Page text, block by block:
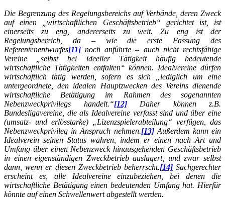
Die Begrenzung des Regelungsbereichs auf Verbände, deren Zweck
auf einen „wirtschaftlichen Geschäftsbetrieb“ gerichtet ist, ist
einerseits zu eng, andererseits zu weit. Zu eng ist der
Regelungsbereich, da – wie die erste Fassung des
Referentenentwurfes[11] noch anführte – auch nicht rechtsfähige
Vereine „selbst bei ideeller Tätigkeit häufig bedeutende
wirtschaftliche Tätigkeiten entfalten“ können. Idealvereine dürfen
wirtschaftlich tätig werden, sofern es sich „lediglich um eine
untergeordnete, den idealen Hauptzwecken des Vereins dienende
wirtschaftliche Betätigung im Rahmen des sogenannten
Nebenzweckprivilegs handelt.“[12]Daher können z.B.
Bundesligavereine, die als Idealvereine verfasst sind und über eine
(umsatz- und erlösstarke) „Lizenzspielerabteilung“ verfügen, das
Nebenzweckprivileg in Anspruch nehmen.[13]Außerdem kann ein
Idealverein seinen Status wahren, indem er einen nach Art und
Umfang über einen Nebenzweck hinausgehenden Geschäftsbetrieb
in einen eigenständigen Zweckbetrieb auslagert, und zwar selbst
dann, wenn er diesen Zweckbetrieb beherrscht.[14]Sachgerechter
erscheint es, alle Idealvereine einzubeziehen, bei denen die
wirtschaftliche Betätigung einen bedeutenden Umfang hat. Hierfür
könnte auf einen Schwellenwert abgestellt werden.